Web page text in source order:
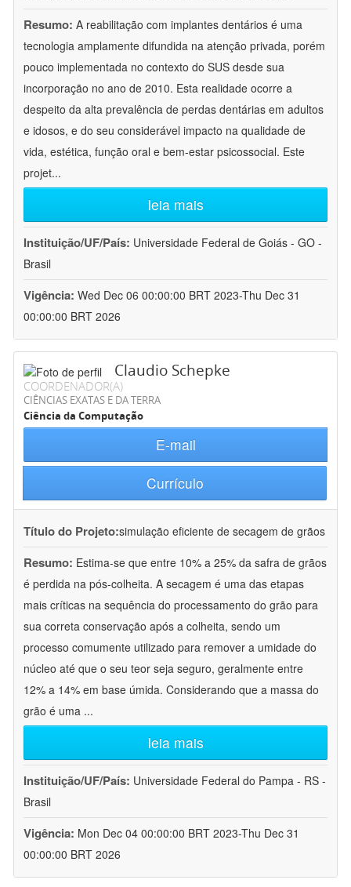
Resumo: A reabilitação com implantes dentários é uma
tecnologia amplamente difundida na atenção privada, porém
pouco implementada no contexto do SUS desde sua
incorporação no ano de 2010. Esta realidade ocorre a
despeito da alta prevalência de perdas dentárias em adultos
e idosos, e do seu considerável impacto na qualidade de
vida, estética, função oral e bem-estar psicossocial. Este
projet...
leia mais
Instituição/UF/País: Universidade Federal de Goiás - GO -
Brasil
Vigência: Wed Dec 06 00:00:00 BRT 2023-Thu Dec 31
00:00:00 BRT 2026
Claudio Schepke
COORDENADOR(A)
CIÊNCIAS EXATAS E DA TERRA
Ciência da Computação
E-mail
Currículo
Título do Projeto:simulação eficiente de secagem de grãos
Resumo: Estima-se que entre 10% a 25% da safra de grãos
é perdida na pós-colheita. A secagem é uma das etapas
mais críticas na sequência do processamento do grão para
sua correta conservação após a colheita, sendo um
processo comumente utilizado para remover a umidade do
núcleo até que o seu teor seja seguro, geralmente entre
12% a 14% em base úmida. Considerando que a massa do
grão é uma ...
leia mais
Instituição/UF/País: Universidade Federal do Pampa - RS -
Brasil
Vigência: Mon Dec 04 00:00:00 BRT 2023-Thu Dec 31
00:00:00 BRT 2026